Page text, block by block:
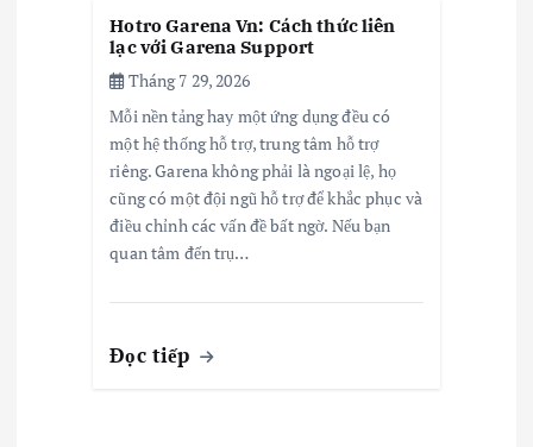
Hotro Garena Vn: Cách thức liên
lạc với Garena Support
Tháng 7 29, 2026
Mỗi nền tảng hay một ứng dụng đều có
một hệ thống hỗ trợ, trung tâm hỗ trợ
riêng. Garena không phải là ngoại lệ, họ
cũng có một đội ngũ hỗ trợ để khắc phục và
điều chỉnh các vấn đề bất ngờ. Nếu bạn
quan tâm đến trụ…
Đọc tiếp